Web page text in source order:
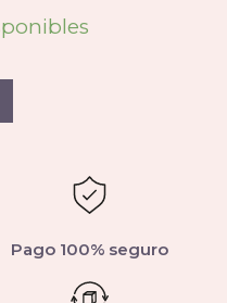
Pago 100% seguro